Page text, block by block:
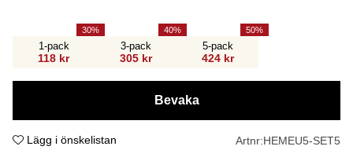
1-pack
118 kr
30
3-pack
305 kr
40
5-pack
424 kr
50
Bevaka
Lägg i önskelistan Artnr:HEMEU5-SET5